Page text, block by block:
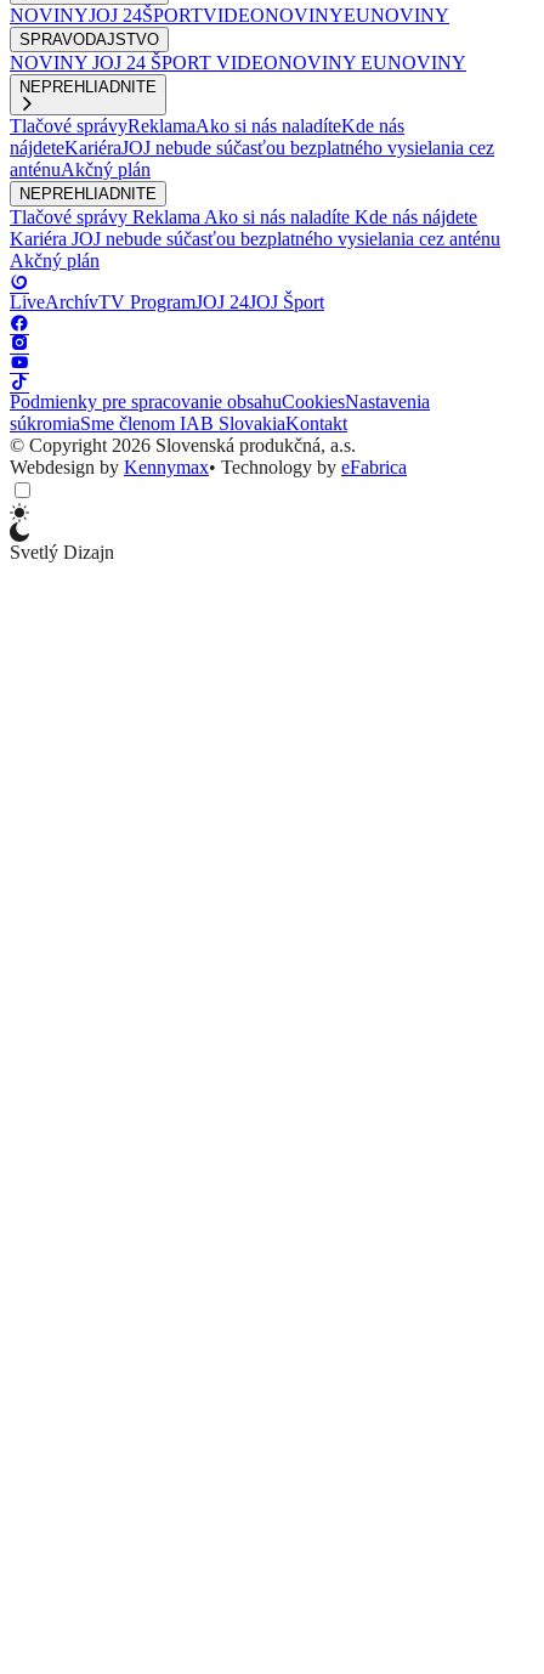
NOVINYJOJ 24ŠPORTVIDEONOVINYEUNOVINY
SPRAVODAJSTVO
NOVINY JOJ 24 ŠPORT VIDEONOVINY EUNOVINY
NEPREHLIADNITE
Tlačové správyReklamaAko si nás naladíteKde nás
nájdeteKariéraJOJ nebude súčasťou bezplatného vysielania cez
anténuAkčný plán
NEPREHLIADNITE
Tlačové správy Reklama Ako si nás naladíte Kde nás nájdete
Kariéra JOJ nebude súčasťou bezplatného vysielania cez anténu
Akčný plán
LiveArchívTV ProgramJOJ 24JOJ Šport
Podmienky pre spracovanie obsahuCookiesNastavenia
súkromiaSme členom IAB SlovakiaKontakt
© Copyright 2026 Slovenská produkčná, a.s.
Webdesign by Kennymax• Technology by eFabrica
Svetlý Dizajn